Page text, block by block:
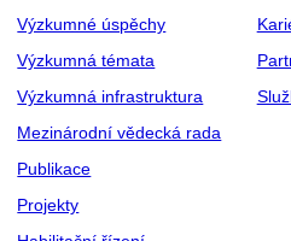
Výzkumné úspěchy
Výzkumná témata
Výzkumná infrastruktura
Mezinárodní vědecká rada
Publikace
Projekty